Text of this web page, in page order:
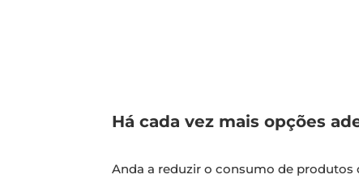
Há cada vez mais opções
Anda a reduzir o consumo de produtos